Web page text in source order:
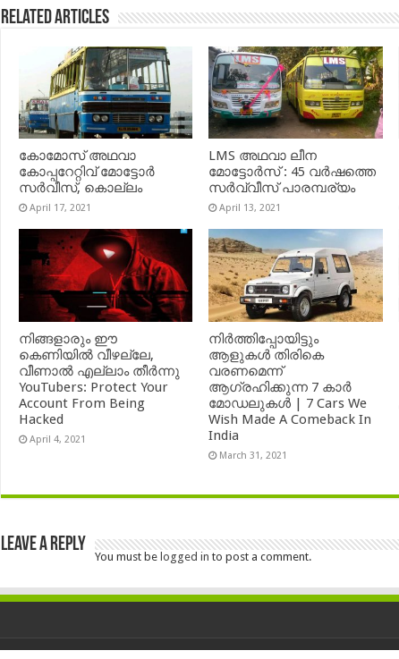
Related Articles
കോമോസ് അഥവാ
കോപ്പറേറ്റിവ് മോട്ടോര്‍
സര്‍വീസ്, കൊല്ലം
April 17, 2021
LMS അഥവാ ലീന
മോട്ടോർസ് : 45 വർഷത്തെ
സർവ്വീസ് പാരമ്പര്യം
April 13, 2021
നിങ്ങളാരും ഈ
കെണിയിൽ വീഴല്ലേ,
വീണാൽ എല്ലാം തീർന്നു
YouTubers: Protect Your
Account From Being
Hacked
April 4, 2021
നിർത്തിപ്പോയിട്ടും
ആളുകൾ തിരികെ
വരണമെന്ന്
ആഗ്രഹിക്കുന്ന 7 കാർ
മോഡലുകൾ | 7 Cars We
Wish Made A Comeback In
India
March 31, 2021
Leave a Reply
You must be logged in to post a comment.